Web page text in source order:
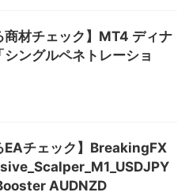
商材チェック】MT4 ディナ
ングルペネトレーショ
EAチェック】BreakingFX
AUDNZD